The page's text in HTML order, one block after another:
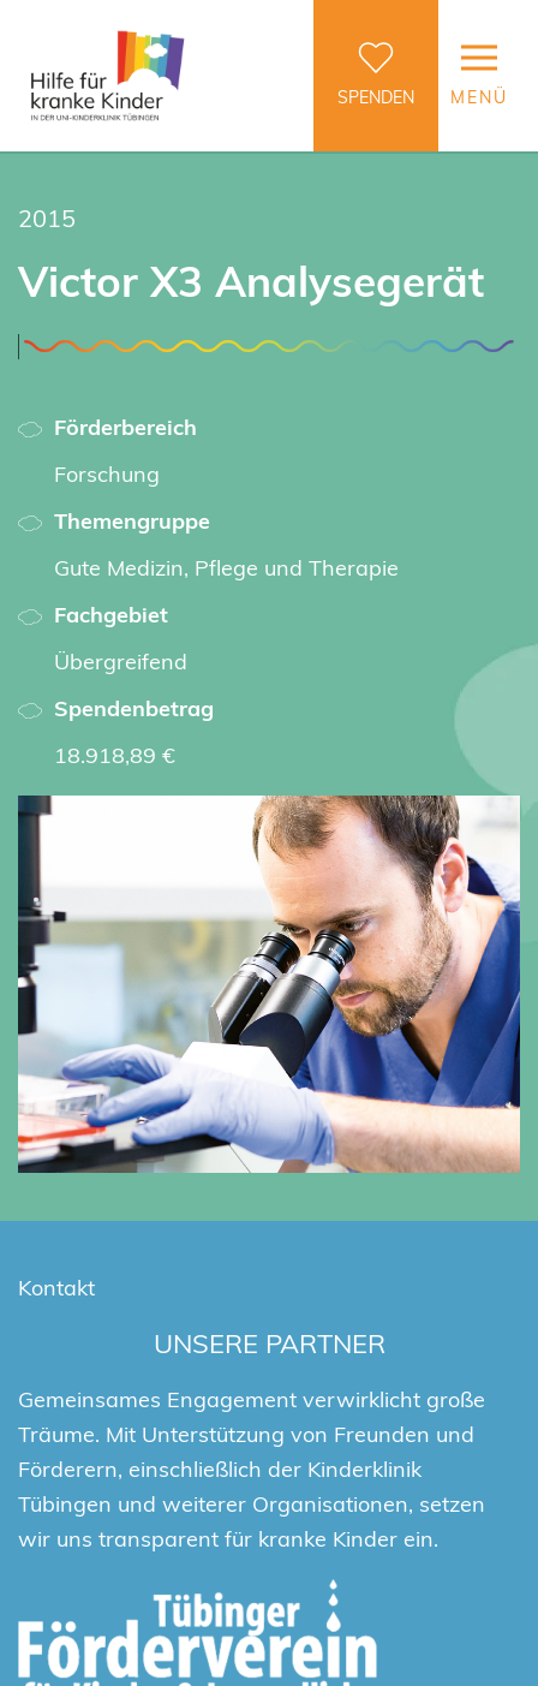
SPENDEN MENÜ
2015
Victor X3 Analysegerät
Förderbereich
Forschung
Themengruppe
Gute Medizin, Pflege und Therapie
Fachgebiet
Übergreifend
Spendenbetrag
18.918,89 €
Kontakt
UNSERE PARTNER
Gemeinsames Engagement verwirklicht große
Träume. Mit Unterstützung von Freunden und
Förderern, einschließlich der Kinderklinik
Tübingen und weiterer Organisationen, setzen
wir uns transparent für kranke Kinder ein.